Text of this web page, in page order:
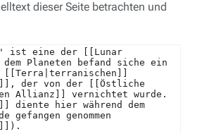
dieser Seite betrachten und